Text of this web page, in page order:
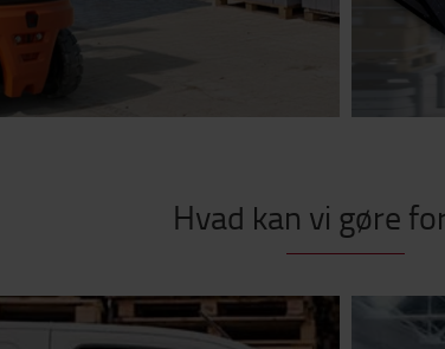
Hvad kan vi gøre